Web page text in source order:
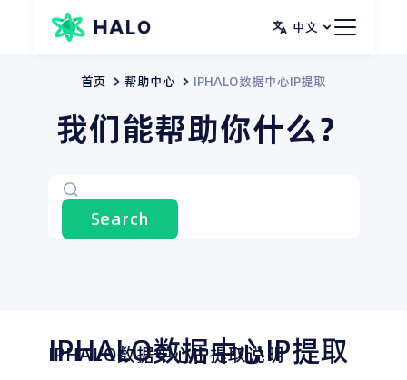
中文
首页 帮助中心 IPHALO数据中心IP提取
我们能帮助你什么？
Search
IPHALO数据中心IP提取
IPHALO数据中心IP提取说明